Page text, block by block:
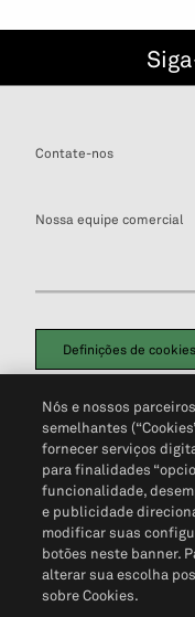
Contate-nos
Nossa equipe comercial
Definições de cookies
Política de Privacidade
Não Venda Minhas
Nós e nossos
semelhantes
fornecer serviços
para finalidades
funcionalidade,
e publicidade
modificar suas
botões neste banner.
alterar sua escolha
sobre Cookies.